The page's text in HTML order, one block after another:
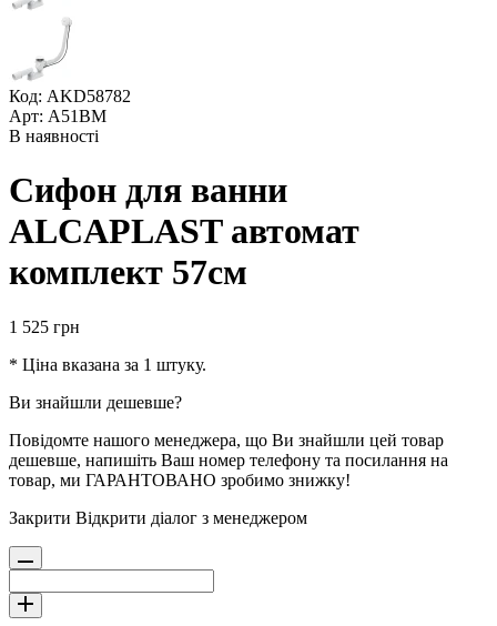
Код: AKD58782
Арт: A51BM
В наявності
Сифон для ванни
ALCAPLAST автомат
комплект 57см
1 525 грн
* Ціна вказана за 1 штуку.
Ви знайшли дешевше?
Повідомте нашого менеджера, що Ви знайшли цей товар
дешевше, напишіть Ваш номер телефону та посилання на
товар, ми ГАРАНТОВАНО зробимо знижку!
Закрити Відкрити діалог з менеджером